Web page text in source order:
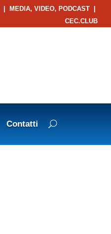
MEDIA, VIDEO, PODCAST
CEC.CLUB
Contatti